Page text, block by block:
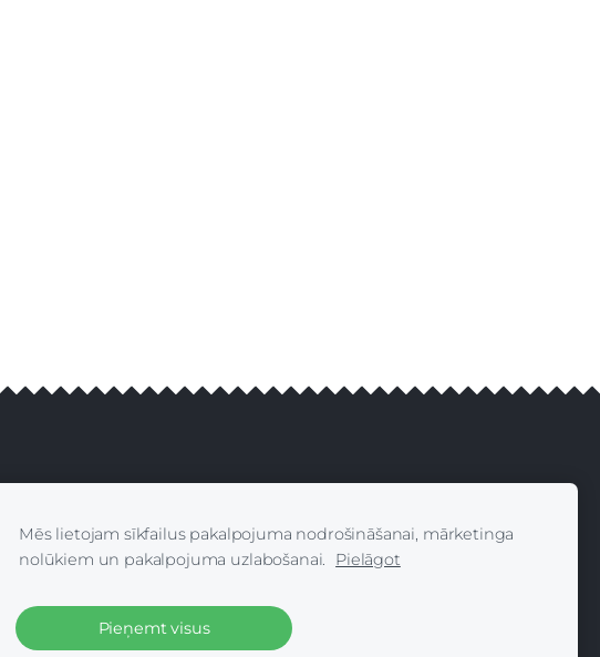
All Rights Reserved
Mēs lietojam sīkfailus pakalpojuma nodrošināšanai, mārketinga
nolūkiem un pakalpojuma uzlabošanai.
Pielāgot
Pieņemt visus